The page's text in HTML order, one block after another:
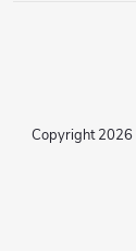
Copyright 2026